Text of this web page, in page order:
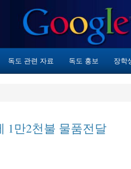
독도 관련 자료 독도 홍보 장학
1만2천불 물품전달